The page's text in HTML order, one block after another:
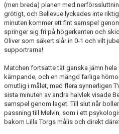
(men breda) planen med
grötigt, och Bellevue lyckades inte
minuten kommer ett fint samspel
springer sig fri på högerkanten och
Oliver som säkert slår in 0-1 och vilt
supportrarna!
Matchen fortsatte tät ganska jämn
kämpande, och en mängd farliga
omutlig i målet, med flera synnerligen
sista minuten av andra halvlek visade
samspel genom laget. Till slut når
passning till Melvin, som i ett
bakom Lilla Torgs målis och direkt